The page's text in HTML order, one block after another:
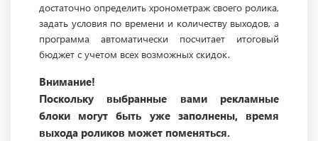
достаточно определить хронометраж своего ролика,
задать условия по времени и количеству выходов, а
программа автоматически посчитает итоговый
бюджет с учетом всех возможных скидок.
Внимание!
Поскольку выбранные вами рекламные
блоки могут быть уже заполнены, время
выхода роликов может поменяться.